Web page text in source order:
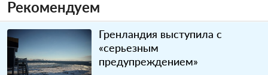
Рекомендуем
Гренландия выступила с
«серьезным
предупреждением»